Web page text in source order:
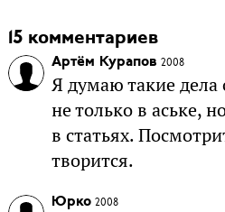
15 комментариев
Артём Курапов 2008
Я думаю такие дела
не только в аське,
в статьях.
творится.
Юрко 2008